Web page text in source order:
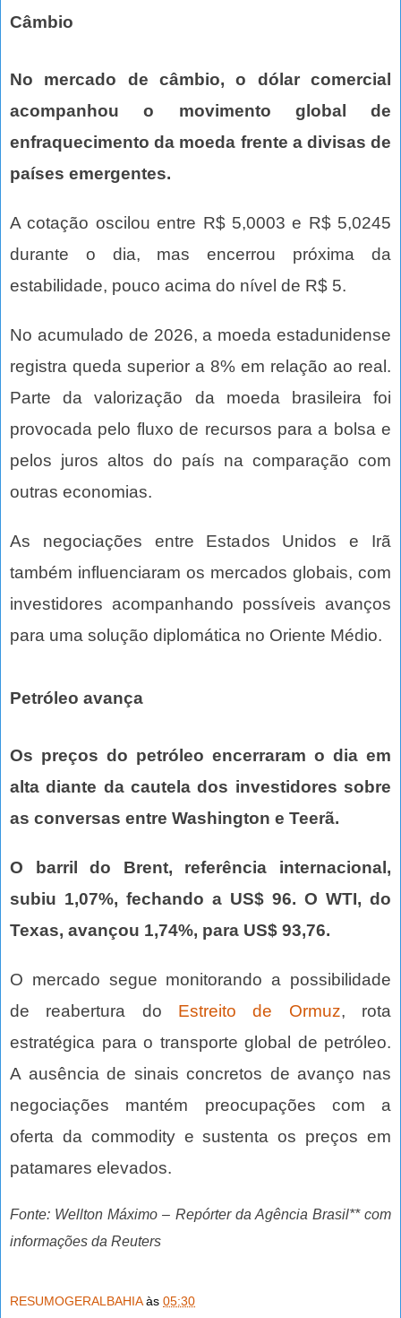
Câmbio
No mercado de câmbio, o dólar comercial
acompanhou o movimento global de
enfraquecimento da moeda frente a divisas de
países emergentes.
A cotação oscilou entre R$ 5,0003 e R$ 5,0245
durante o dia, mas encerrou próxima da
estabilidade, pouco acima do nível de R$ 5.
No acumulado de 2026, a moeda estadunidense
registra queda superior a 8% em relação ao real.
Parte da valorização da moeda brasileira foi
provocada pelo fluxo de recursos para a bolsa e
pelos juros altos do país na comparação com
outras economias.
As negociações entre Estados Unidos e Irã
também influenciaram os mercados globais, com
investidores acompanhando possíveis avanços
para uma solução diplomática no Oriente Médio.
Petróleo avança
Os preços do petróleo encerraram o dia em
alta diante da cautela dos investidores sobre
as conversas entre Washington e Teerã.
O barril do Brent, referência internacional,
subiu 1,07%, fechando a US$ 96. O WTI, do
Texas, avançou 1,74%, para US$ 93,76.
O mercado segue monitorando a possibilidade
de reabertura do Estreito de Ormuz, rota
estratégica para o transporte global de petróleo.
A ausência de sinais concretos de avanço nas
negociações mantém preocupações com a
oferta da commodity e sustenta os preços em
patamares elevados.
Fonte: Wellton Máximo – Repórter da Agência Brasil** com
informações da Reuters
RESUMOGERALBAHIA às 05:30